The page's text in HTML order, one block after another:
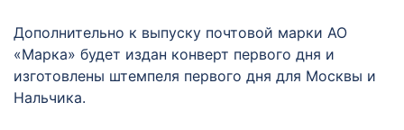
Дополнительно к выпуску почтовой марки АО
«Марка» будет издан конверт первого дня и
изготовлены штемпеля первого дня для Москвы и
Нальчика.